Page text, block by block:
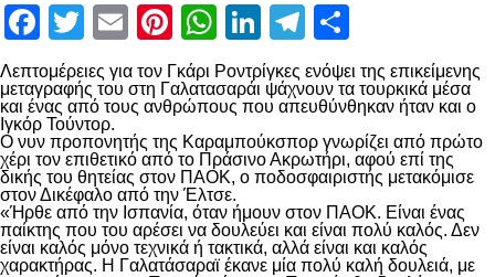
Facebook
Twitter
EmailPinterest
WhatsApp
LinkedIn
Telegram
Λεπτομέρειες για τον Γκάρι Ροντρίγκες ενόψει της επικείμενης
μεταγραφής του στη Γαλατασαράι ψάχνουν τα τουρκικά μέσα
και ένας από τους ανθρώπους που απευθύνθηκαν ήταν και ο
Ιγκόρ Τούντορ.
Ο νυν προπονητής της Καραμπούκσπορ γνωρίζει από πρώτο
χέρι τον επιθετικό από το Πράσινο Ακρωτήρι, αφού επί της
δικής του θητείας στον ΠΑΟΚ, ο ποδοσφαιριστής μετακόμισε
στον Δικέφαλο από την Έλτσε.
«Ήρθε από την Ισπανία, όταν ήμουν στον ΠΑΟΚ. Είναι ένας
παίκτης που του αρέσει να δουλεύει και είναι πολύ καλός. Δεν
είναι καλός μόνο τεχνικά ή τακτικά, αλλά είναι και καλός
χαρακτήρας. Η Γαλατάσαραϊ έκανε μία πολύ καλή δουλειά, με